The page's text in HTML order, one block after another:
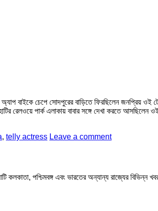
অ্যাপ বাইকে চেপে সোদপুরের বাড়িতে ফিরছিলেন
রেলওয়ে পার্ক এলাকায় বাবার সঙ্গে দেখা করতে আসছিলেন
, telly actress Leave a comment
পশ্চিমবঙ্গ এবং ভারতের অন্যান্য রাজ্যের বিভিন্ন